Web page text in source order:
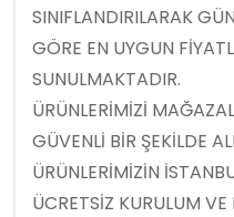
SINIFLANDIRILARAK
GÖRE EN UYGUN
SUNULMAKTADIR.
ÜRÜNLERİMİZİ
GÜVENLİ BİR ŞEKİLDE
ÜRÜNLERİMİZİN
ÜCRETSİZ KURULUM